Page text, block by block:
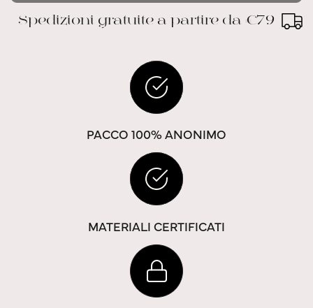
Spedizioni gratuite a partire da €79
PACCO 100% ANONIMO
MATERIALI CERTIFICATI